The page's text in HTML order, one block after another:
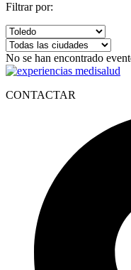
Filtrar por:
No se han encontrado
CONTACTAR